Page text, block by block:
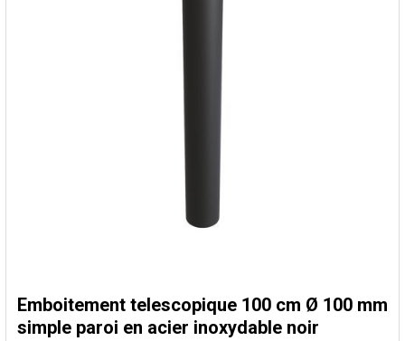
Emboitement telescopique 100 cm Ø 100 mm
simple paroi en acier inoxydable noir